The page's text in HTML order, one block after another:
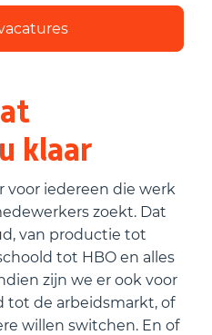
klaar
voor iedereen die werk
zoekt. Dat
van productie tot
tot HBO en alles
zijn we er ook voor
tot de arbeidsmarkt, of
willen switchen. En of